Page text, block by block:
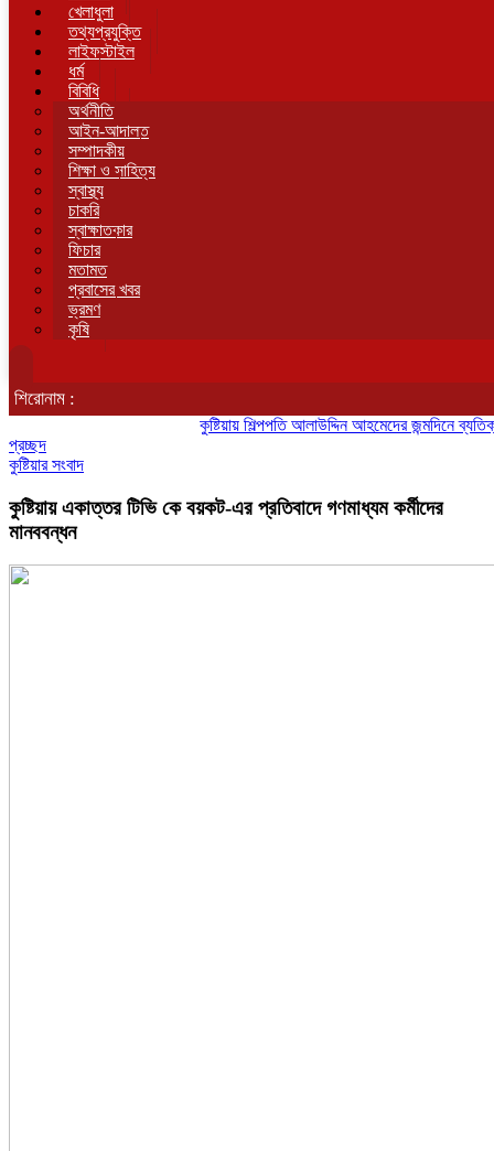
খেলাধুলা
তথ্যপ্রযুক্তি
লাইফস্টাইল
ধর্ম
বিবিধি
অর্থনীতি
আইন-আদালত
সম্পাদকীয়
শিক্ষা ও সাহিত্য
স্বাস্থ্য
চাকরি
স্বাক্ষাতকার
ফিচার
মতামত
প্রবাসের খবর
ভ্রমণ
কৃষি
শিরোনাম :
কুষ্টিয়ায় শিল্পপতি আলাউদ্দিন আহমেদের জন্মদিনে ব্যতিক্রমী
প্রচ্ছদ
কুষ্টিয়ার সংবাদ
কুষ্টিয়ায় একাত্তর টিভি কে বয়কট-এর প্রতিবাদে গণমাধ্যম কর্মীদের
মানববন্ধন